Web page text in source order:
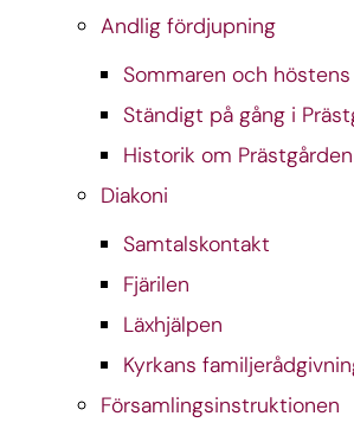
Andlig fördjupning
Sommaren och
Ständigt på gång i
Historik om
Diakoni
Samtalskontakt
Fjärilen
Läxhjälpen
Kyrkans
Församlingsinstruktionen